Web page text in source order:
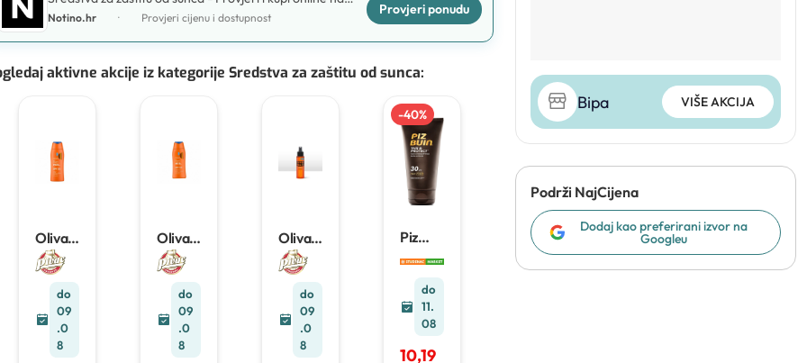
Notino.hr
Notino.hr · Provjeri cijenu i dostupnost
Provjeri ponudu
aktivne akcije iz kategorije Sredstva za zaštitu od sunca:
Olival
Mlijek
o za
sunčan
je Sun
milk
spf30
200ml
do
09
.0
8
Olival
Mlijek
o za
sunčan
je Sun
milk
spf50
200ml
do
09
.0
8
Olival
Mrkva
suho
ulje za
ubrzan
o
tamnje
nje sun
do
09
.0
8
-40%
Piz
Losion
sunčan
je
150
ml
do
11.
08
10,19
Bipa VIŠE AKCIJA
Podrži NajCijena
Dodaj kao preferirani izvor na
Googleu